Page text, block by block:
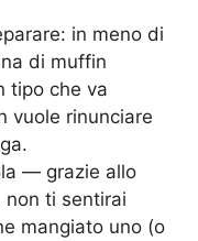
in meno di
di muffin
tipo che va
vuole rinunciare
— grazie allo
non ti sentirai
mangiato uno (o